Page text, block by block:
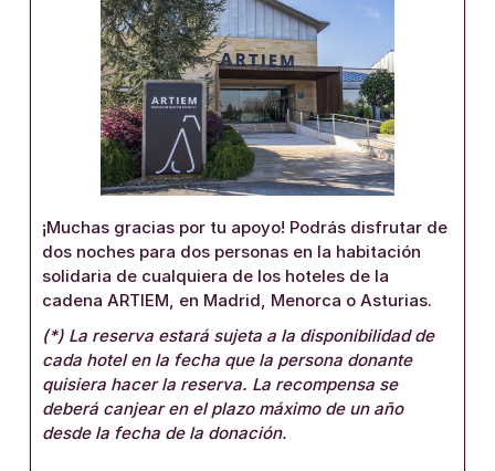
¡Muchas gracias por tu apoyo! Podrás disfrutar de
dos noches para dos personas en la habitación
solidaria de cualquiera de los hoteles de la
cadena ARTIEM, en Madrid, Menorca o Asturias.
(*) La reserva estará sujeta a la disponibilidad de
cada hotel en la fecha que la persona donante
quisiera hacer la reserva. La recompensa se
deberá canjear en el plazo máximo de un año
desde la fecha de la donación.